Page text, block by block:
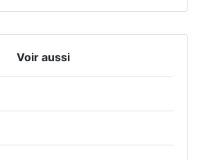
Voir aussi